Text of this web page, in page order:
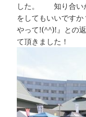
した。 知り合い
をしてもいいです
やって!(^^)!』との
て頂きました！